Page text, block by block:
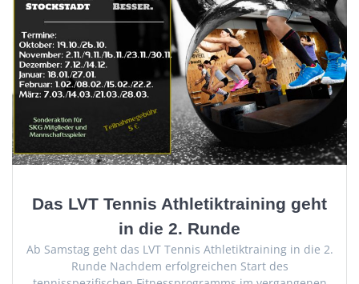
Das LVT Tennis Athletiktraining geht
in die 2. Runde
Ab Samstag geht das LVT Tennis Athletiktraining in die 2.
Runde Nachdem erfolgreichen Start des